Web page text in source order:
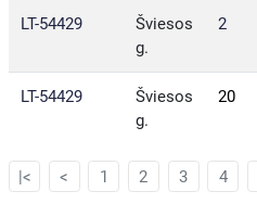
LT-54429
Šviesos
g.
2
LT-54429
Šviesos
g.
20
|< < 1 2 3 4